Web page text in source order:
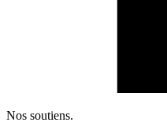
Nos soutiens.